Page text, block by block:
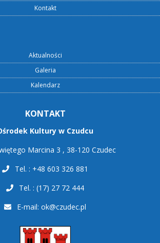
Kontakt
Aktualności
Galeria
Kalendarz
KONTAKT
Kultury w Czudcu
Marcina 3 , 38-120 Czudec
Tel. : +48 603 326 881
Tel. : (17) 27 72 444
E-mail: ok@czudec.pl